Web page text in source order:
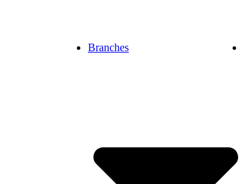
Branches